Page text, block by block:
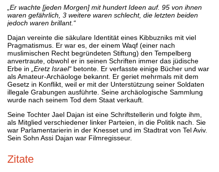
„Er wachte [jeden Morgen] mit hundert Ideen auf. 95 von ihnen
waren gefährlich, 3 weitere waren schlecht, die letzten beiden
jedoch waren brillant.“
Dajan vereinte die säkulare Identität eines Kibbuzniks mit viel
Pragmatismus. Er war es, der einem Waqf (einer nach
muslimischen Recht begründeten Stiftung) den Tempelberg
anvertraute, obwohl er in seinen Schriften immer das jüdische
Erbe in
„Eretz Israel“ betonte. Er verfasste einige Bücher und war
als Amateur-Archäologe bekannt. Er geriet mehrmals mit dem
Gesetz in Konflikt, weil er mit der Unterstützung seiner Soldaten
illegale Grabungen ausführte. Seine archäologische Sammlung
wurde nach seinem Tod dem Staat verkauft.
Seine Tochter Jael Dajan ist eine Schriftstellerin und folgte ihm,
als Mitglied verschiedener linker Parteien, in die Politik nach. Sie
war Parlamentarierin in der Knesset und im Stadtrat von Tel Aviv.
Sein Sohn Assi Dajan war Filmregisseur.
Zitate